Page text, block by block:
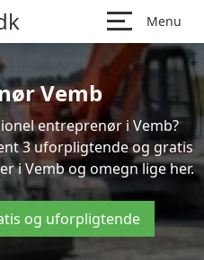
Menu
Vemb
entreprenør i Vemb?
3 uforpligtende og gratis
i Vemb og omegn lige her.
og uforpligtende